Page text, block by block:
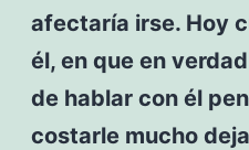
afectaría irse. Hoy
él, en que en
de hablar con él
costarle mucho